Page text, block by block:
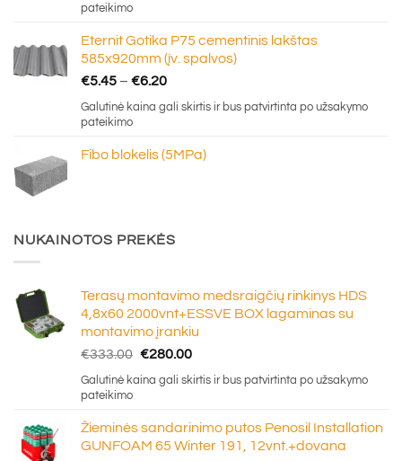
€16.50
pateikimo
Eternit Gotika P75 cementinis lakštas
585x920mm (įv. spalvos)
€5.45 – €6.20Price
range:
€6.20
Galutinė kaina gali skirtis ir bus patvirtinta po užsakymo
pateikimo
Fibo blokelis (5MPa)
NUKAINOTOS PREKĖS
Terasų montavimo medsraigčių rinkinys HDS
4,8x60 2000vnt+ESSVE BOX lagaminas su
montavimo įrankiu
€333.00 Original
price
was:
€280.00Current
price
Galutinė kaina gali skirtis ir bus patvirtinta po užsakymo
pateikimo
Žieminės sandarinimo putos Penosil Installation
GUNFOAM 65 Winter 191, 12vnt.+dovana